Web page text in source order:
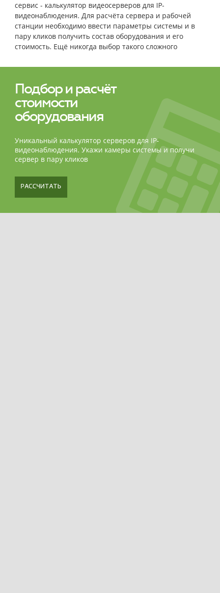
сервис - калькулятор видеосерверов для IP-
видеонаблюдения. Для расчёта сервера и рабочей
станции необходимо ввести параметры системы и в
пару кликов получить состав оборудования и его
стоимость. Ещё никогда выбор такого сложного
Подбор и расчёт
стоимости
оборудования
Уникальный калькулятор серверов для IP-
видеонаблюдения. Укажи камеры системы и получи
сервер в пару кликов
РАССЧИТАТЬ